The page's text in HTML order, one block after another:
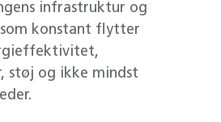
infrastruktur og
konstant flytter
støj og ikke mindst